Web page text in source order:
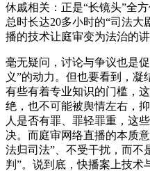
休戚相关：正是“长镜头”全
总时长达20多小时的“司法大
播的技术让庭审变为法治的讲
毫无疑问，讨论与争议也是
义”的动力。但也要看到，凝
有些有着专业知识的门槛，
绝，也不可能被舆情左右，
人是否有罪、罪轻罪重，这
决。而庭审网络直播的本质
法归司法”、不受干扰，而不
判”。说到底，快播案上技术